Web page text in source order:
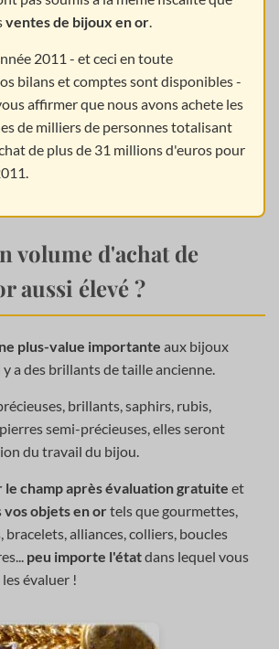
ventes de bijoux en or.
2011 - et ceci en toute
bilans et comptes sont disponibles -
affirmer que nous avons achete les
de milliers de personnes totalisant
de plus de 31 millions d'euros pour
volume d'achat de
aussi élevé ?
plus-value importante aux bijoux
a des brillants de taille ancienne.
brillants, saphirs, rubis,
semi-précieuses, elles seront
du travail du bijou.
le champ après évaluation gratuite et
vos objets en ortels que gourmettes,
bracelets, alliances, colliers, boucles
peu importe l'étatdans lequel vous
évaluer !